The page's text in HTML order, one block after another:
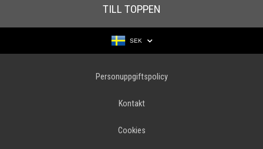
TILL TOPPEN
SEK
Personuppgiftspolicy
Kontakt
Cookies